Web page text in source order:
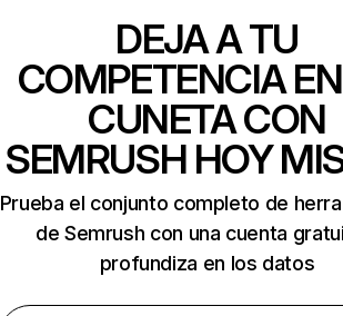
DEJA A TU
COMPETENCIA
CUNETA CON
SEMRUSH HOY
Prueba el conjunto completo de
de Semrush con una cuenta
profundiza en los datos